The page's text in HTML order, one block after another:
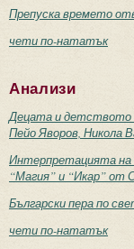
Препуска времето
чети по-нататък
Анализи
Децата и детството
Пейо Яворов, Никола
Интерпретацията
“Магия” и “Икар” от
Български пера по
чети по-нататък